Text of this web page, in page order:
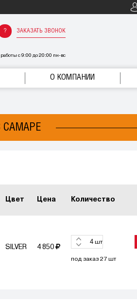
ЗАКАЗАТЬ ЗВОНОК
с 9:00 до 20:00 пн-вс
О КОМПАНИИ
САМАРЕ
Цвет Цена Количество
SILVER 4 850
шт
под заказ 27 шт